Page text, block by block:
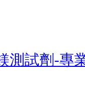
測試劑-專